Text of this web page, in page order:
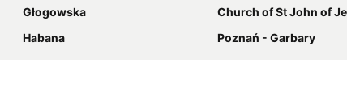
Głogowska
Church of St John of Jerusalem
Habana Poznań - Garbary